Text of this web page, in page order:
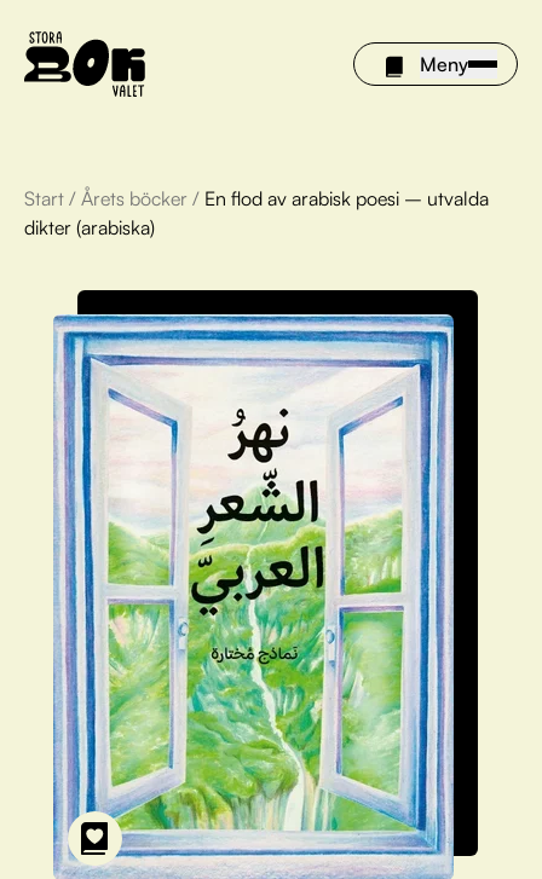
Meny
Årets böcker
Om Stora bokvalet
Olivia tipsar
Vinnare
FAQ
För bibliotek
Start / Årets böcker / En flod av arabisk poesi – utvalda
dikter (arabiska)